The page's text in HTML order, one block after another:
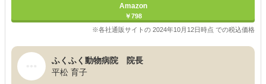
Amazon
￥798
※各社通販サイトの 2024年10月12日時点 での税込価格
ふくふく動物病院 院長
平松 育子